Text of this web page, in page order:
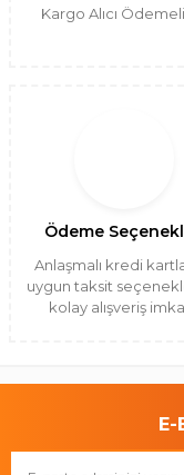
Kargo Alıcı
Ödeme
Anlaşmalı kredi
uygun taksit
kolay alışveriş